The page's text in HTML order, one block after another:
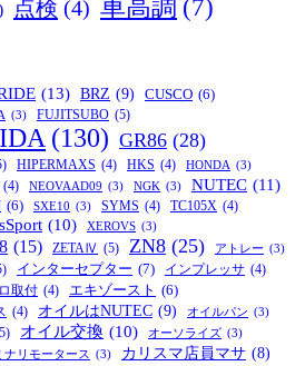
点検 (4) 車高調 (7)
(13) BRZ (9) CUSCO (6)
(3) FUJITSUBO (5)
(130) GR86 (28)
HIPERMAXS (4) HKS (4) HONDA (3)
(4) NEOVAAD09 (3) NGK (3) NUTEC (11)
(6) SXE10 (3) SYMS (4) TC105X (4)
(10) XEROVS (3)
(15) ZETAⅣ (5) ZN8 (25) アトレー (3)
インターセプター (7) インプレッサ (4)
取付 (4) エキゾースト (6)
(4) オイルはNUTEC (9) オイルパン (3)
オイル交換 (10) オーソライズ (3)
ナリモータース (3) カリスマ店員マサ (8)